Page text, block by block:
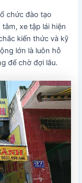
chức đào tạo
xe tập lái hiện
kiến thức và kỹ
lớn là luôn hỗ
để chờ đợi lâu.